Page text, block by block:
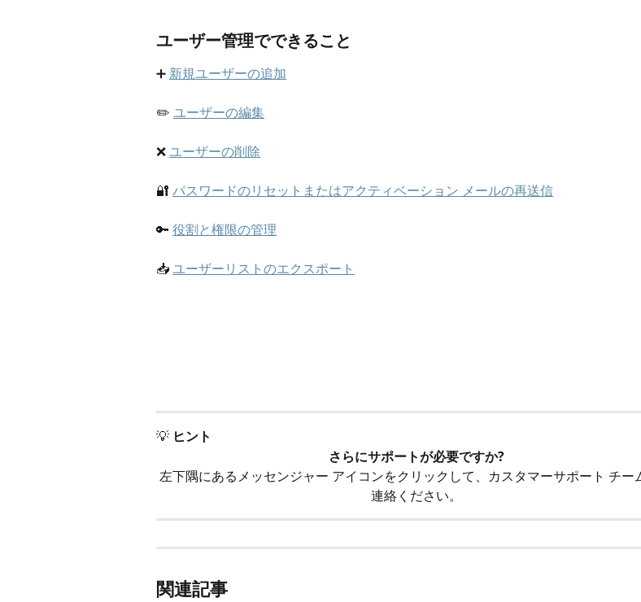
ユーザー管理でできること
➕ 新規ユーザーの追加
✏️ ユーザーの編集
❌ ユーザーの削除
🔐 パスワードのリセットまたはアクティベーション メールの再送信
🔑 役割と権限の管理
📥 ユーザーリストのエクスポート
💡 ヒント
さらにサポートが必要ですか?
左下隅にあるメッセンジャー アイコンをクリックして、カスタマーサポート チー
連絡ください。
関連記事